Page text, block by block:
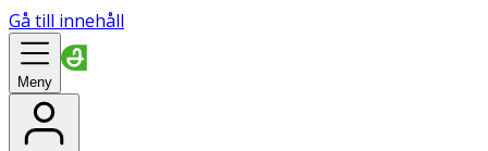
Gå till innehåll
Meny